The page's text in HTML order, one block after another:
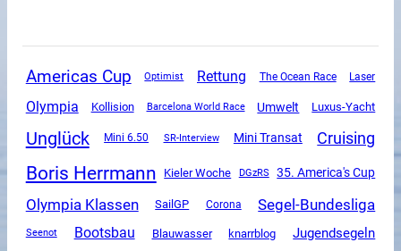
Americas Cup Optimist Rettung The Ocean Race Laser
Olympia Kollision Barcelona World Race Umwelt Luxus-Yacht
Unglück Mini 6.50 SR-Interview Mini Transat Cruising
Boris Herrmann Kieler Woche DGzRS 35. America's Cup
Olympia Klassen SailGP Corona Segel-Bundesliga
Seenot Bootsbau Blauwasser knarrblog Jugendsegeln